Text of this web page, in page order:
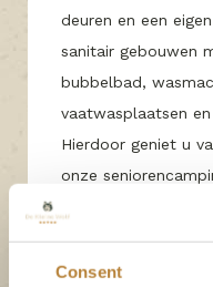
Consent
deuren en een
sanitair gebouwen
bubbelbad,
vaatwasplaatsen
Hierdoor geniet u
onze
Bekijk meer